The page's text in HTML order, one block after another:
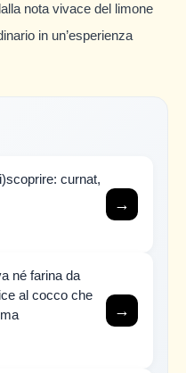
nota vivace del limone
in un’esperienza
curnat,
→
né farina da
al cocco che
→